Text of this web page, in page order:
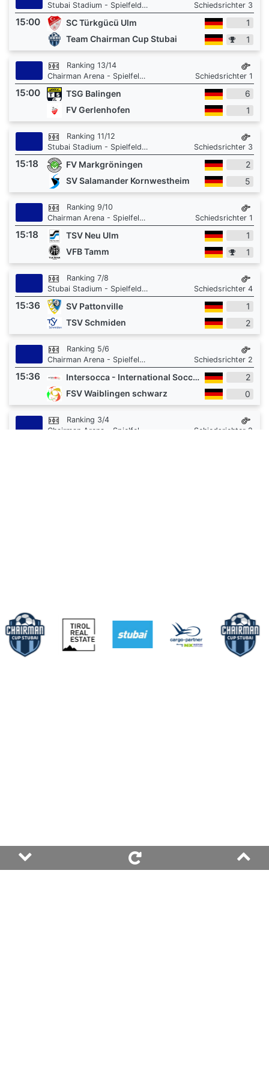
Stubai Stadium - Spielfeld 3
Schiedsrichter 3
15:00 SC Türkgücü Ulm
1
Team Chairman Cup Stubai
1
Ranking 13/14
Chairman Arena - Spielfeld 1
Schiedsrichter 1
15:00 TSG Balingen
6
FV Gerlenhofen
1
Ranking 11/12
Stubai Stadium - Spielfeld 3
Schiedsrichter 3
15:18 FV Markgröningen
2
SV Salamander Kornwestheim
5
Ranking 9/10
Chairman Arena - Spielfeld 1
Schiedsrichter 1
15:18 TSV Neu Ulm
1
VFB Tamm
1
Ranking 7/8
Stubai Stadium - Spielfeld 3
Schiedsrichter 4
15:36 SV Pattonville
1
TSV Schmiden
2
Ranking 5/6
Chairman Arena - Spielfeld 1
Schiedsrichter 2
15:36 Intersocca - International Soccer Academy
2
FSV Waiblingen schwarz
0
Ranking 3/4
Schiedsrichter 2
Won after "Penalty kicks"